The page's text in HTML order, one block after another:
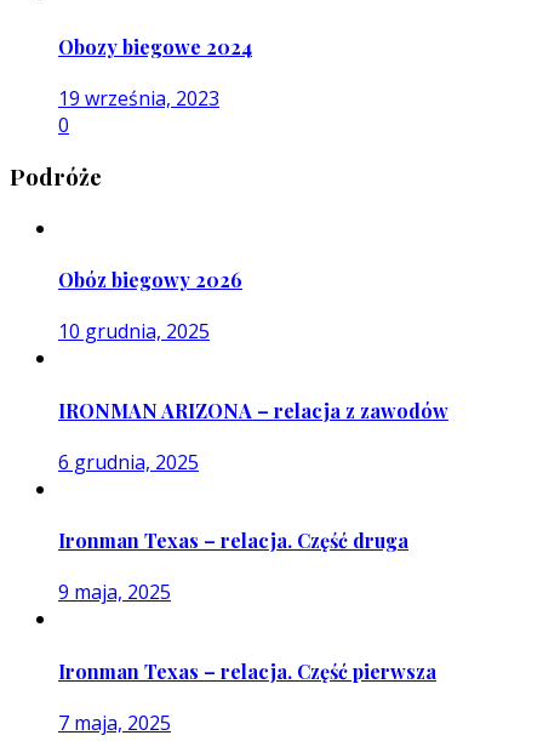
Obozy biegowe 2024
19 września, 2023
0
Podróże
Obóz biegowy 2026
10 grudnia, 2025
IRONMAN ARIZONA – relacja z zawodów
6 grudnia, 2025
Ironman Texas – relacja. Część druga
9 maja, 2025
Ironman Texas – relacja. Część pierwsza
7 maja, 2025